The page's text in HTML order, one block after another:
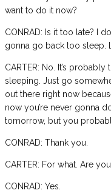
want to do it now?
CONRAD: Is it too late? I
gonna go back too sleep.
CARTER: No. It’s
sleeping. Just go
out there right now
now you’re never gonna
tomorrow, but you
CONRAD: Thank you.
CARTER: For what. Are
CONRAD: Yes.